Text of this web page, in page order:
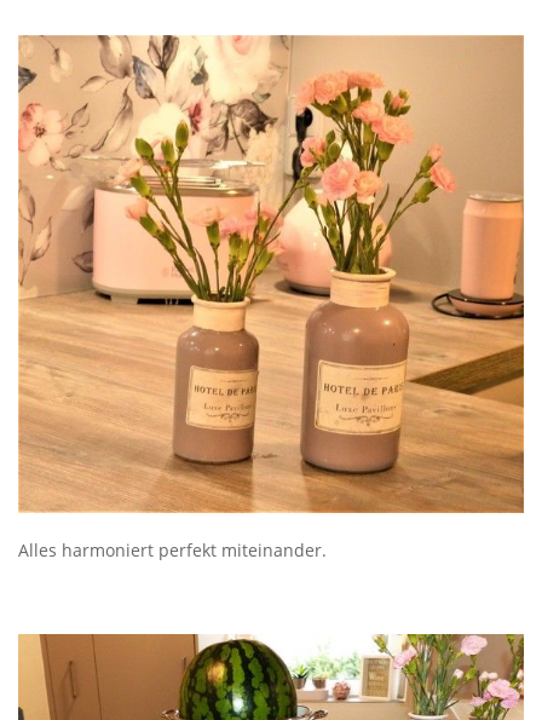
Alles harmoniert perfekt miteinander.